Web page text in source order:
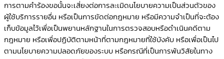
การตามคำร้องขอนั้นจะเสี่ยงต่อการละเมิดนโยบายความเป็นส่วนตัวของ
ผู้ใช้บริการรายอื่น หรือเป็นการขัดต่อกฎหมาย หรือมีความจำเป็นที่จะต้อง
เก็บข้อมูลไว้เพื่อเป็นพยานหลักฐานในการตรวจสอบหรือดำเนินคดีตาม
กฎหมาย หรือเพื่อปฏิบัติตามหน้าที่ตามกฎหมายที่ใช้บังคับ หรือเพื่อเป็นไป
ตามนโยบายความปลอดภัยของระบบ หรือกรณีที่เป็นการพ้นวิสัยในทาง